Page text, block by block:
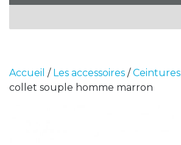
Accueil / Les accessoires /Ceintures
collet souple homme marron